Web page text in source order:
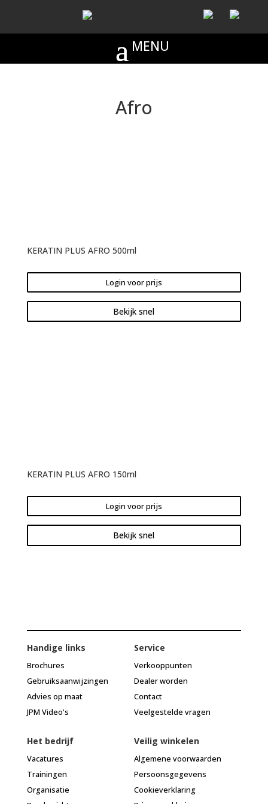
Afro
KERATIN PLUS AFRO 500ml
Login voor prijs
Bekijk snel
KERATIN PLUS AFRO 150ml
Login voor prijs
Bekijk snel
Handige links
Brochures
Gebruiksaanwijzingen
Advies op maat
JPM Video's
Service
Verkooppunten
Dealer worden
Contact
Veelgestelde vragen
Het bedrijf
Vacatures
Trainingen
Organisatie
Veilig winkelen
Algemene voorwaarden
Persoonsgegevens
Cookieverklaring